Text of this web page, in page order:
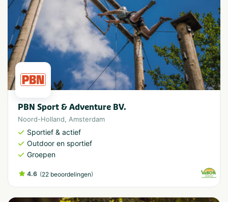
PBN Sport & Adventure BV.
Noord-Holland, Amsterdam
Sportief & actief
Outdoor en sportief
Groepen
4.6 (22 beoordelingen)